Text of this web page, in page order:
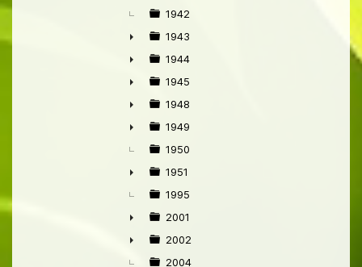
►
1942
►
1943
►
1944
►
1945
►
1948
►
1949
1950
►
1951
1995
►
2001
►
2002
2004